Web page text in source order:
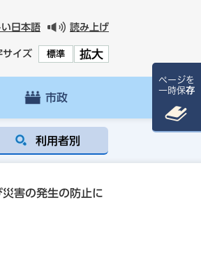
日本語 読み上げ
サイズ 標準 拡大
市政
利用者別
害の発生の防止に
ページを
一時保存